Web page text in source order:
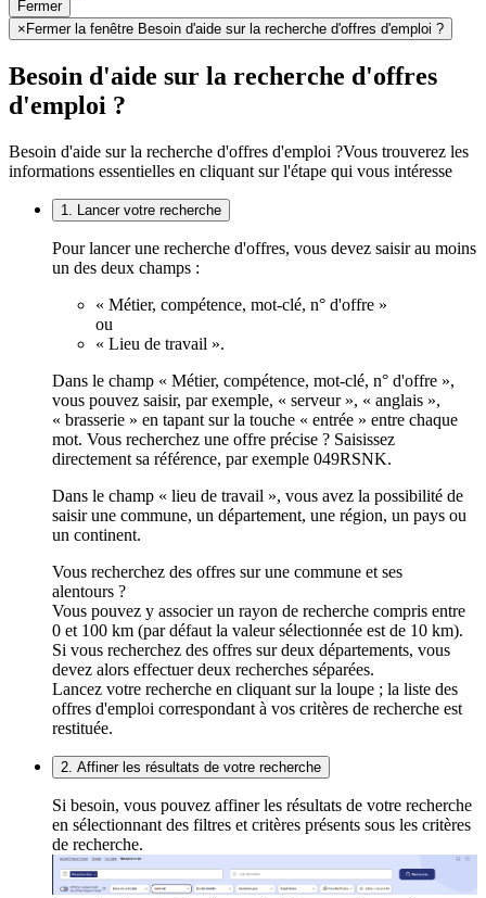
Fermer
× Fermer la fenêtre Besoin d'aide sur la recherche d'offres d'emploi ?
Besoin d'aide sur la recherche d'offres
d'emploi ?
Besoin d'aide sur la recherche d'offres d'emploi ?Vous trouverez les
informations essentielles en cliquant sur l'étape qui vous intéresse
1. Lancer votre recherche
Pour lancer une recherche d'offres, vous devez saisir au moins
un des deux champs :
« Métier, compétence, mot-clé, n° d'offre »
ou
« Lieu de travail ».
Dans le champ « Métier, compétence, mot-clé, n° d'offre »,
vous pouvez saisir, par exemple, « serveur », « anglais »,
« brasserie » en tapant sur la touche « entrée » entre chaque
mot. Vous recherchez une offre précise ? Saisissez
directement sa référence, par exemple 049RSNK.
Dans le champ « lieu de travail », vous avez la possibilité de
saisir une commune, un département, une région, un pays ou
un continent.
Vous recherchez des offres sur une commune et ses
alentours ?
Vous pouvez y associer un rayon de recherche compris entre
0 et 100 km (par défaut la valeur sélectionnée est de 10 km).
Si vous recherchez des offres sur deux départements, vous
devez alors effectuer deux recherches séparées.
Lancez votre recherche en cliquant sur la loupe ; la liste des
offres d'emploi correspondant à vos critères de recherche est
restituée.
2. Affiner les résultats de votre recherche
Si besoin, vous pouvez affiner les résultats de votre recherche
en sélectionnant des filtres et critères présents sous les critères
de recherche.